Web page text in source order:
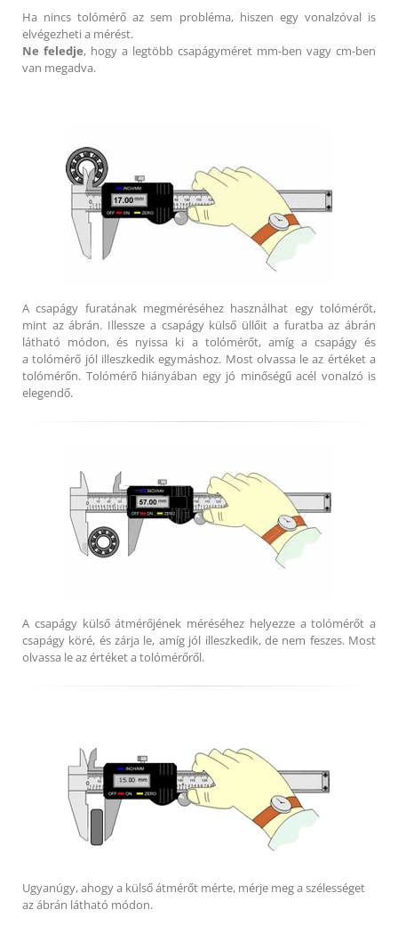
Ha nincs tolómérő az sem probléma, hiszen egy vonalzóval is
elvégezheti a mérést.
Ne feledje, hogy a legtöbb csapágyméret mm-ben vagy cm-ben
van megadva.
A csapágy furatának megméréséhez használhat egy tolómérőt,
mint az ábrán. Illessze a csapágy külső üllőit a furatba az ábrán
látható módon, és nyissa ki a tolómérőt, amíg a csapágy és
a tolómérő jól illeszkedik egymáshoz. Most olvassa le az értéket a
tolómérőn. Tolómérő hiányában egy jó minőségű acél vonalzó is
elegendő.
A csapágy külső átmérőjének méréséhez helyezze a tolómérőt a
csapágy köré, és zárja le, amíg jól illeszkedik, de nem feszes. Most
olvassa le az értéket a tolómérőről.
Ugyanúgy, ahogy a külső átmérőt mérte, mérje meg a szélességet
az ábrán látható módon.